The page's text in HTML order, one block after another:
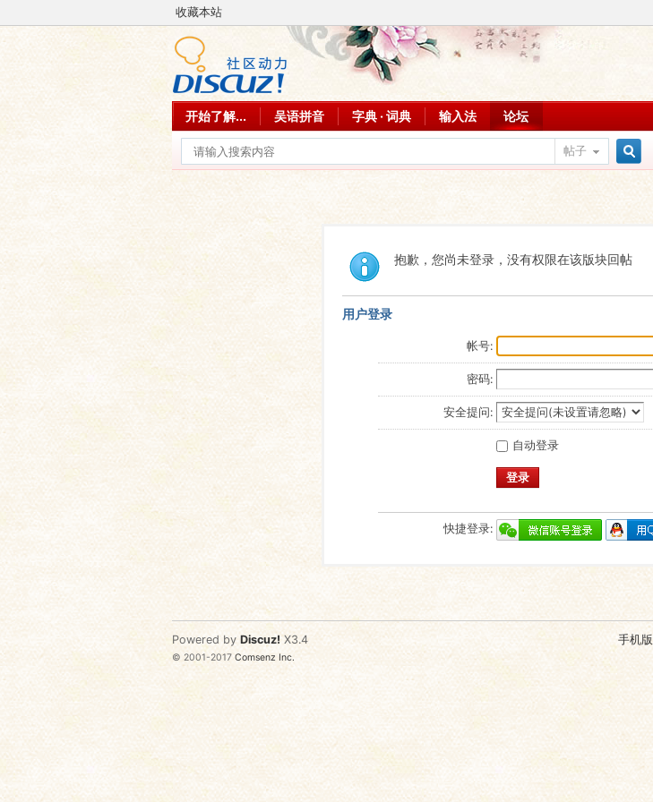
收藏本站
开始了解... 吴语拼音 字典 · 词典 输入法 论坛
帖子
索
抱歉，您尚未登录，没有权限在该版块回帖
用户登录
帐号:
密码:
安全提问:
自动登录
登录
快捷登录:
手机版
Powered by Discuz! X3.4
© 2001-2017Comsenz Inc.